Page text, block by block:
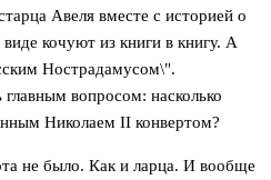
Авеля вместе с историей о
кочуют из книги в книгу. А
Нострадамусом\".
вопросом: насколько
Николаем II конвертом?
не было. Как и ларца. И вообще